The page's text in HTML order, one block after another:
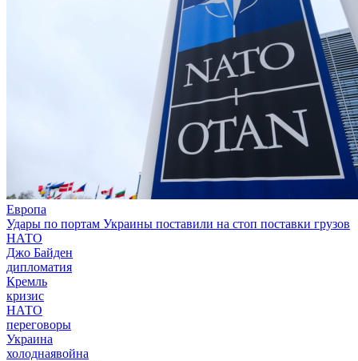
Европа
Удары по портам Украины поставили на стоп поставки грузов
НАТО
Джо Байден
дипломатия
Кремль
кризис
НАТО
переговоры
Украина
холоднаявойна